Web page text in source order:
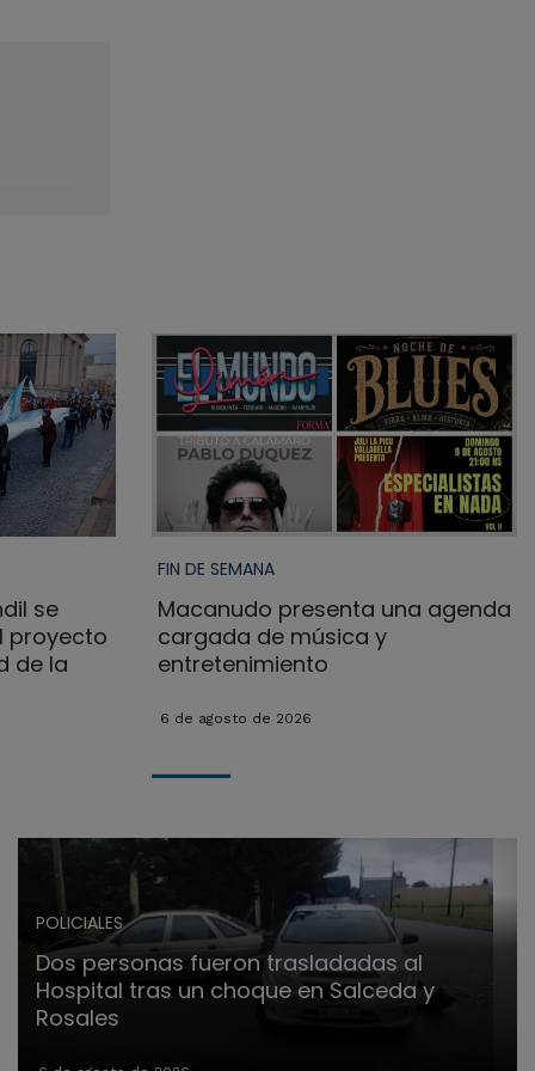
se
proyecto
de la
FIN DE SEMANA
Macanudo presenta una agenda
cargada de música y
entretenimiento
6 de agosto de 2026
POLICIALES
Dos personas fueron trasladadas al
Hospital tras un choque en Salceda y
Rosales